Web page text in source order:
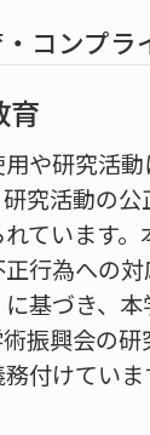
コンプラ
育
や研究活
究活動の
ています
行為への
基づき、
振興会の
付けていま